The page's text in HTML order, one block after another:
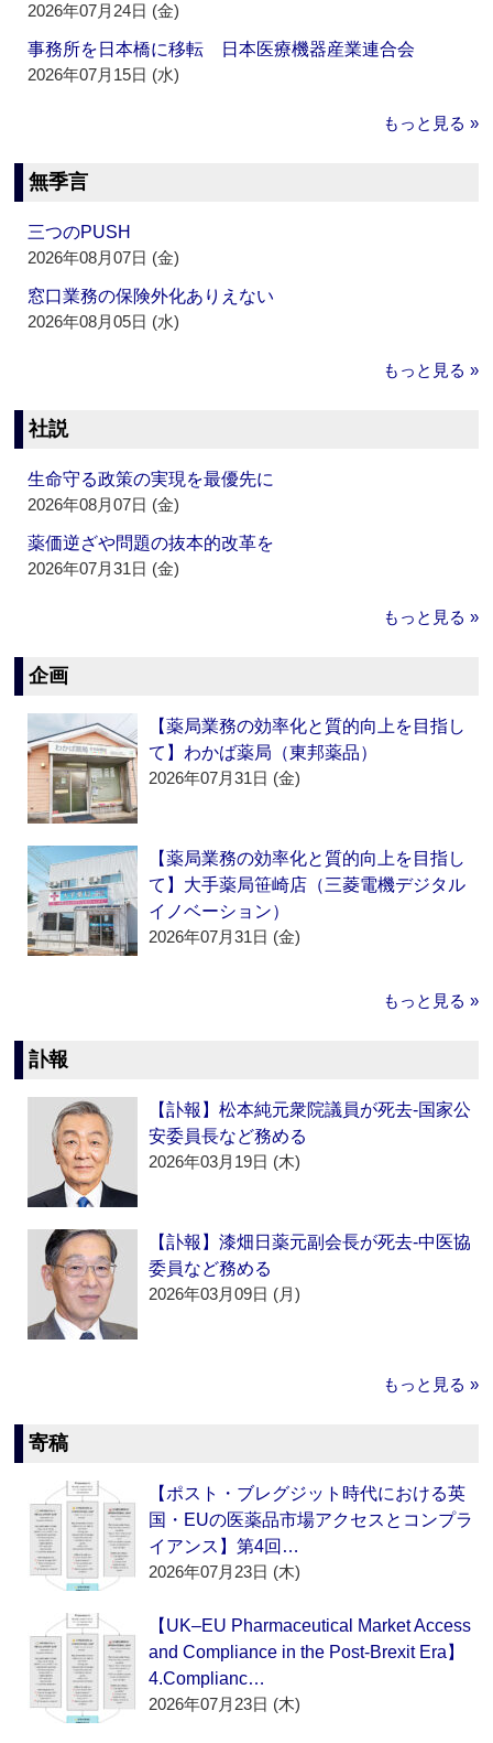
2026年07月24日 (金)
事務所を日本橋に移転 日本医療機器産業連合会
2026年07月15日 (水)
もっと見る »
無季言
三つのPUSH
2026年08月07日 (金)
窓口業務の保険外化ありえない
2026年08月05日 (水)
もっと見る »
社説
生命守る政策の実現を最優先に
2026年08月07日 (金)
薬価逆ざや問題の抜本的改革を
2026年07月31日 (金)
もっと見る »
企画
【薬局業務の効率化と質的向上を目指し
て】わかば薬局（東邦薬品）
2026年07月31日 (金)
【薬局業務の効率化と質的向上を目指し
て】大手薬局笹崎店（三菱電機デジタル
イノベーション）
2026年07月31日 (金)
もっと見る »
訃報
【訃報】松本純元衆院議員が死去‐国家公
安委員長など務める
2026年03月19日 (木)
【訃報】漆畑日薬元副会長が死去‐中医協
委員など務める
2026年03月09日 (月)
もっと見る »
寄稿
【ポスト・ブレグジット時代における英
国・EUの医薬品市場アクセスとコンプラ
イアンス】第4回…
2026年07月23日 (木)
【UK–EU Pharmaceutical Market Access
and Compliance in the Post-Brexit Era】
4.Complianc…
2026年07月23日 (木)